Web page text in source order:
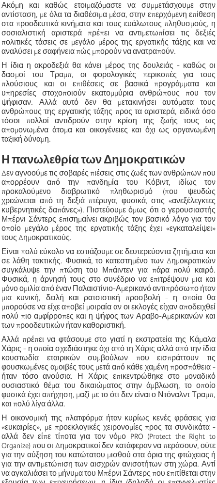
Ακόμη και καθώς ετοιμαζόμαστε να συμμετάσχουμε στην
αντίσταση, με όλα τα διαθέσιμα μέσα, στην επερχόμενη επίθεση
στα προοδευτικά κινήματα και τους ευάλωτους πληθυσμούς, η
σοσιαλιστική αριστερά πρέπει να αντιμετωπίσει τις δεξιές
πολιτικές τάσεις σε μεγάλο μέρος της εργατικής τάξης και να
αναλύσει με σαφήνεια πώς μπορούν να ανατραπούν.
Η ίδια η ακροδεξιά θα κάνει μέρος της δουλειάς - καθώς οι
δασμοί του Τραμπ, οι φορολογικές περικοπές για τους
πλούσιους και οι επιθέσεις σε βασικά προγράμματα και
υπηρεσίες στοχοποιούν εκατομμύρια ανθρώπους που τον
ψήφισαν. Αλλά αυτό δεν θα μετακινήσει αυτόματα τους
ανθρώπους της εργατικής τάξης προς τα αριστερά, ειδικά όσο
τόσοι πολλοί αντιδρούν στην κρίση της ζωής τους ως
απομονωμένα άτομα και οικογένειες και όχι ως οργανωμένη
ταξική δύναμη.
Η πανωλεθρία των Δημοκρατικών
Δεν αγνοούμε τις σοβαρές πιέσεις στις ζωές των ανθρώπων που
απορρέουν από την πανδημία του Κόβιντ, ιδίως τον
προκαλούμενο διαβρωτικό πληθωρισμό (που ψευδώς
χρεώνεται από τη δεξιά πτέρυγα, φυσικά, στις «ανεξέλεγκτες
κυβερνητικές δαπάνες»). Πιστεύουμε όμως ότι ο γερουσιαστής
Μπέρνι Σάντερς επισημαίνει ακριβώς τον βασικό λόγο για τον
οποίο μεγάλο μέρος της εργατικής τάξης έχει «εγκαταλείψει»
τους Δημοκρατικούς.
Είναι πολύ εύκολο να εστιάζουμε σε δευτερεύοντα ζητήματα και
σε λάθη τακτικής. Φυσικά, το κατεστημένο των Δημοκρατικών
συγκάλυψε την πτώση του Μπάιντεν για πάρα πολύ καιρό.
Φυσικά, η άρνησή τους στο συνέδριο να επιτρέψουν μια και
μόνο ομιλία από έναν Παλαιστίνιο-Αμερικανό αντιπρόσωπο ήταν
μια κυνική, δειλή και ρατσιστική προσβολή - η οποία θα
μπορούσε να είχε αποβεί μοιραία αν οι εκλογές είχαν αποδειχθεί
πολύ πιο αμφίρροπες και η ψήφος των Αραβο-Αμερικανών και
των προοδευτικών ήταν καθοριστική.
Αλλά πρέπει να φτάσουμε στο γιατί η εκστρατεία της Κάμαλα
Χάρις - η οποία σχεδιάστηκε όχι από τη Χάρις αλλά από την ίδια
κουστωδία εταιρικών συμβούλων που εισπράττουν τις
φουσκωμένες αμοιβές τους μετά από κάθε χαμένη προσπάθεια -
ήταν τόσο ανούσια. Η Χάρις επικεντρώθηκε στο μοναδικό
ουσιαστικό θέμα του δικαιώματος στην άμβλωση, το οποίο
φυσικά έχει απήχηση, μαζί με το ότι δεν είναι ο Ντόναλντ Τραμπ,
και πολύ λίγα άλλα.
Η οικονομική της πλατφόρμα ήταν κυρίως κενές φράσεις για
«ευκαιρίες», με προεκλογικές χειρονομίες προς τα συνδικάτα -
αλλά δεν είπε τίποτα για τον νόμο PRO (Protect the Right to
Organize) που οι Δημοκρατικοί δεν κατάφεραν να περάσουν, ούτε
για την αύξηση του κατώτατου μισθού στα όρια της φτώχειας ή
για την αντιμετώπιση των αισχρών ανισοτήτων στη χώρα. Αντί
να αγκαλιάσει το μήνυμα του Μπέρνι Σάντερς που επιτίθεται στην